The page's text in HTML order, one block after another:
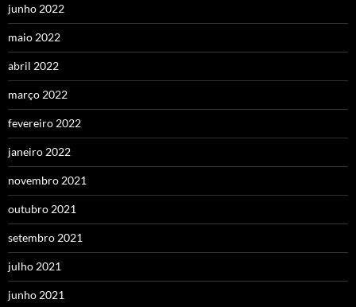
junho 2022
maio 2022
abril 2022
março 2022
fevereiro 2022
janeiro 2022
novembro 2021
outubro 2021
setembro 2021
julho 2021
junho 2021